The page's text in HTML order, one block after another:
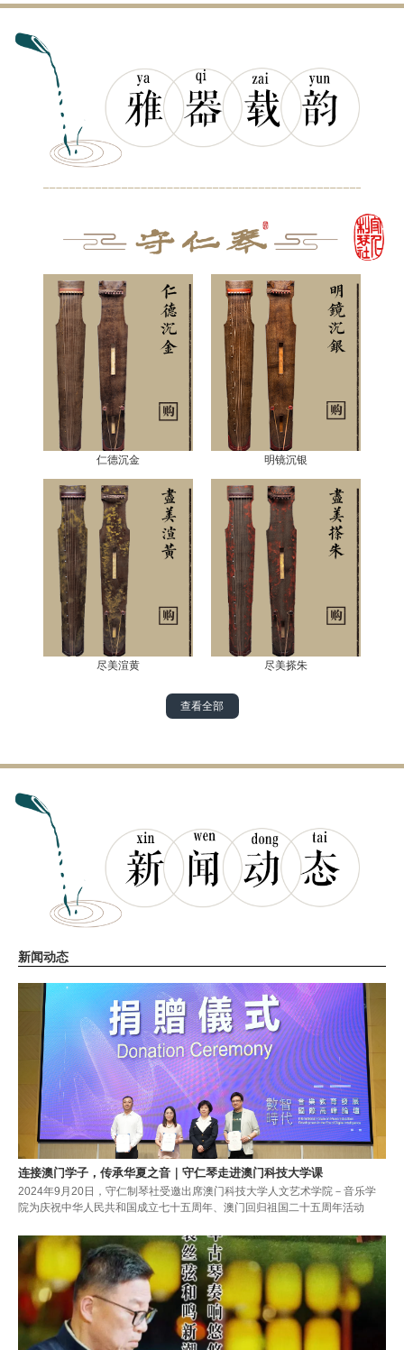
仁德沉金 明镜沉银
尽美渲黄 尽美搽朱
查看全部
新闻动态
连接澳门学子，传承华夏之音｜守仁琴走进澳门科技大学课
2024年9月20日，守仁制琴社受邀出席澳门科技大学人文艺术学院－音乐学
院为庆祝中华人民共和国成立七十五周年、澳门回归祖国二十五周年活动